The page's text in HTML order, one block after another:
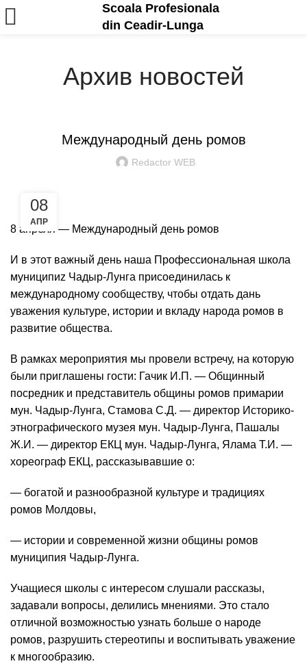
Scoala Profesionala
din Ceadir-Lunga
Архив новостей
Международный день ромов
Redactor WEB
08
АПР
8 апреля — Международный день ромов
И в этот важный день наша Профессиональная школа
муниципиz Чадыр-Лунга присоединилась к
международному сообществу, чтобы отдать дань
уважения культуре, истории и вкладу народа ромов в
развитие общества.
В рамках мероприятия мы провели встречу, на которую
были приглашены гости: Гачик И.П. — Общинный
посредник и представитель общины ромов примарии
мун. Чадыр-Лунга, Стамова С.Д. — директор Историко-
этнографического музея мун. Чадыр-Лунга, Пашалы
Ж.И. — директор ЕКЦ мун. Чадыр-Лунга, Ялама Т.И. —
хореограф ЕКЦ, рассказывавшие о:
— богатой и разнообразной культуре и традициях
ромов Молдовы,
— истории и современной жизни общины ромов
муниципия Чадыр-Лунга.
Учащиеся школы с интересом слушали рассказы,
задавали вопросы, делились мнениями. Это стало
отличной возможностью узнать больше о народе
ромов, разрушить стереотипы и воспитывать уважение
к многообразию.